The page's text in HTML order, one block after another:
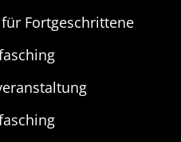
Fortgeschrittene